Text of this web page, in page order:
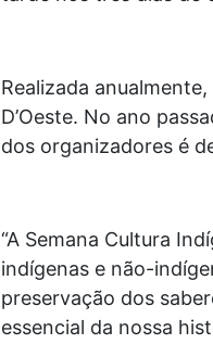
Realizada
D’Oeste. No ano
dos organizadores é
“A Semana Cultura
indígenas e não-
preservação dos
essencial da nossa